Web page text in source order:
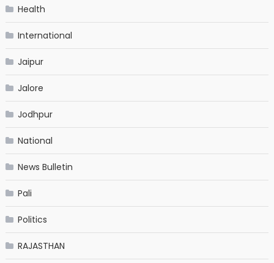
Health
International
Jaipur
Jalore
Jodhpur
National
News Bulletin
Pali
Politics
RAJASTHAN